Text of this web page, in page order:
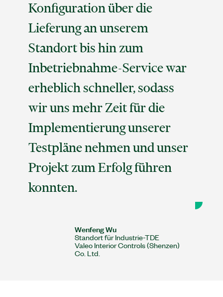
Konfiguration über die
Lieferung an unserem
Standort bis hin zum
Inbetriebnahme-Service war
erheblich schneller, sodass
wir uns mehr Zeit für die
Implementierung unserer
Testpläne nehmen und unser
Projekt zum Erfolg führen
konnten.
Wenfeng Wu
Standort für Industrie-TDE
Valeo Interior Controls (Shenzen)
Co. Ltd.